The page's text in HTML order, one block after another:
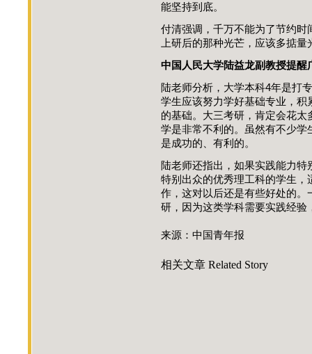
能坚持到底。
付清强调，千万不能为了节约
上研后的那种光芒，应该多掂
中国人民大学陆益龙副教授提
陆老师分析，大学本科4年是打
学生应该努力学好基础专业，
的基础。大三考研，肯定会花
学是非常不利的。虽然有不少
是成功的、有利的。
陆老师还指出，如果实践能力
特别出众的优秀理工科的学生
作，这对以后还是有些好处的
研，因为这类学科需要实践经
来源：中国青年报
相关文章 Related Story